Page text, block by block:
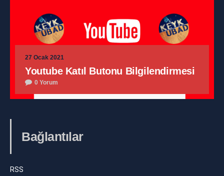
27 Ocak 2021
Youtube Katıl Butonu Bilgilendirmesi
0 Yorum
Bağlantılar
RSS